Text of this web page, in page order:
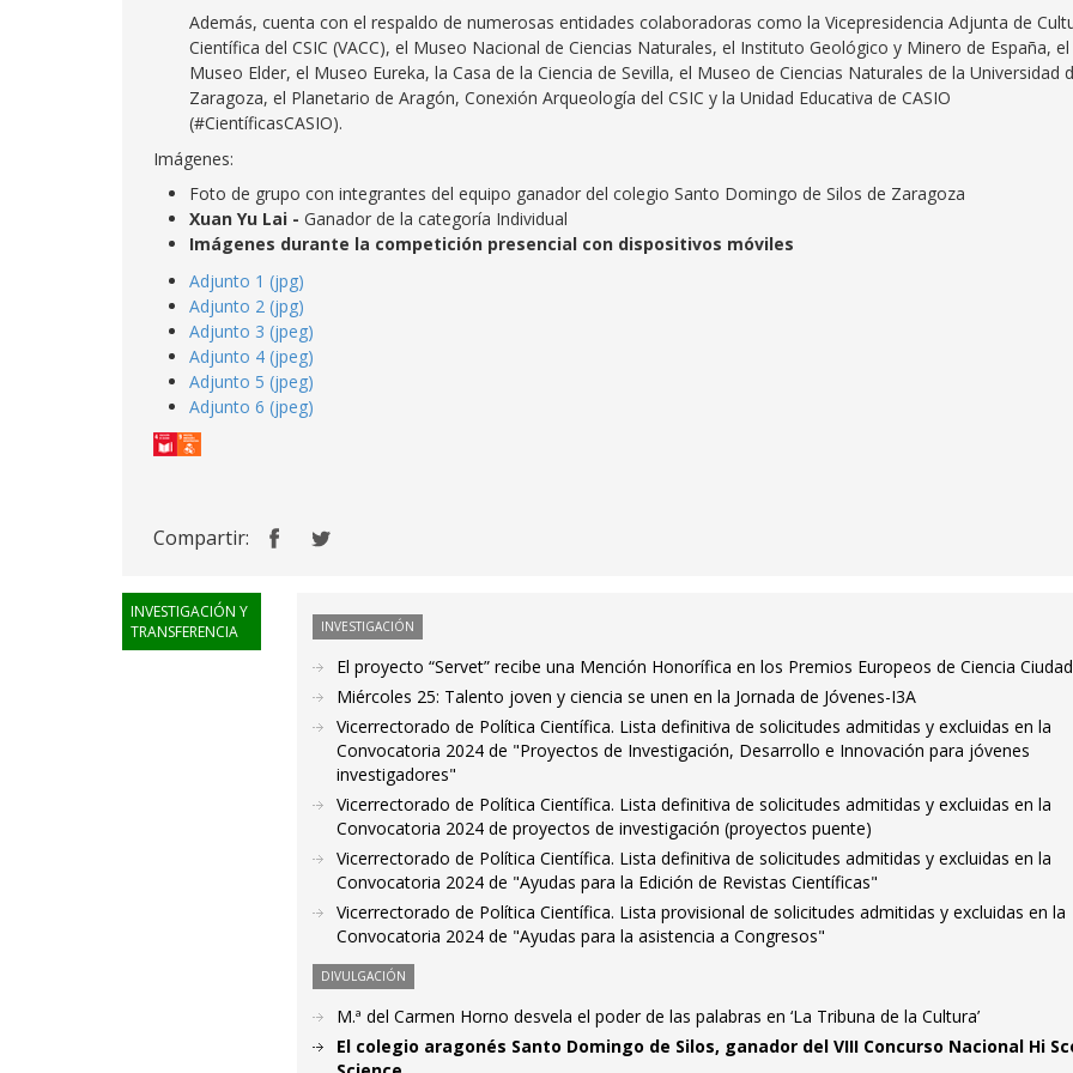
Además, cuenta con el respaldo de numerosas entidades colaboradoras como la Vicepresidencia Adjunta de
Científica del CSIC (VACC), el Museo Nacional de Ciencias Naturales, el Instituto Geológico y Minero de España, el
Museo Elder, el Museo Eureka, la Casa de la Ciencia de Sevilla, el Museo de Ciencias Naturales de la Universidad
Zaragoza, el Planetario de Aragón, Conexión Arqueología del CSIC y la Unidad Educativa de CASIO
(#CientíficasCASIO).
Imágenes:
Foto de grupo con integrantes del equipo ganador del colegio Santo Domingo de Silos de Zaragoza
Xuan Yu Lai - Ganador de la categoría Individual
Imágenes durante la competición presencial con dispositivos móviles
Adjunto 1 (jpg)
Adjunto 2 (jpg)
Adjunto 3 (jpeg)
Adjunto 4 (jpeg)
Adjunto 5 (jpeg)
Adjunto 6 (jpeg)
Compartir:
INVESTIGACIÓN Y
TRANSFERENCIA
INVESTIGACIÓN
El proyecto “Servet” recibe una Mención Honorífica en los Premios Europeos de Ciencia
Miércoles 25: Talento joven y ciencia se unen en la Jornada de Jóvenes-I3A
Vicerrectorado de Política Científica. Lista definitiva de solicitudes admitidas y excluidas en la
Convocatoria 2024 de "Proyectos de Investigación, Desarrollo e Innovación para jóvenes
investigadores"
Vicerrectorado de Política Científica. Lista definitiva de solicitudes admitidas y excluidas en la
Convocatoria 2024 de proyectos de investigación (proyectos puente)
Vicerrectorado de Política Científica. Lista definitiva de solicitudes admitidas y excluidas en la
Convocatoria 2024 de "Ayudas para la Edición de Revistas Científicas"
Vicerrectorado de Política Científica. Lista provisional de solicitudes admitidas y excluidas en la
Convocatoria 2024 de "Ayudas para la asistencia a Congresos"
DIVULGACIÓN
M.ª del Carmen Horno desvela el poder de las palabras en ‘La Tribuna de la Cultura’
El colegio aragonés Santo Domingo de Silos, ganador del VIII Concurso Nacional Hi